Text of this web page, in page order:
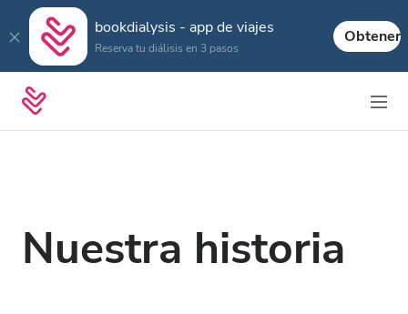
bookdialysis - app de viajes
Reserva tu diálisis en 3 pasos
Obtener
Nuestra historia